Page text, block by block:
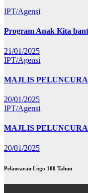
IPT/Agensi
Program Anak Kita
21/01/2025
IPT/Agensi
MAJLIS
20/01/2025
IPT/Agensi
MAJLIS
20/01/2025
Pelancaran Logo 100 Tahun